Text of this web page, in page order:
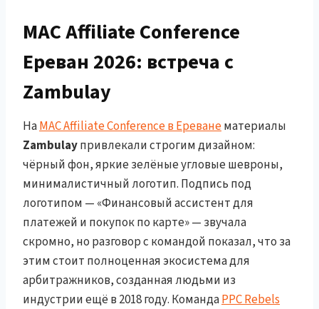
MAC Affiliate Conference
Ереван 2026: встреча с
Zambulay
НаMAC Affiliate Conference в Ереванематериалы
Zambulayпривлекали строгим дизайном:
чёрный фон, яркие зелёные угловые шевроны,
минималистичный логотип. Подпись под
логотипом — «Финансовый ассистент для
платежей и покупок по карте» — звучала
скромно, но разговор с командой показал, что за
этим стоит полноценная экосистема для
арбитражников, созданная людьми из
индустрии ещё в 2018 году. КомандаPPC Rebels